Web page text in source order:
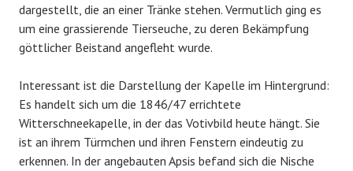
dargestellt, die an einer Tränke stehen. Vermutlich ging es
um eine grassierende Tierseuche, zu deren Bekämpfung
göttlicher Beistand angefleht wurde.
Interessant ist die Darstellung der Kapelle im Hintergrund:
Es handelt sich um die 1846/47 errichtete
Witterschneekapelle, in der das Votivbild heute hängt. Sie
ist an ihrem Türmchen und ihren Fenstern eindeutig zu
erkennen. In der angebauten Apsis befand sich die Nische